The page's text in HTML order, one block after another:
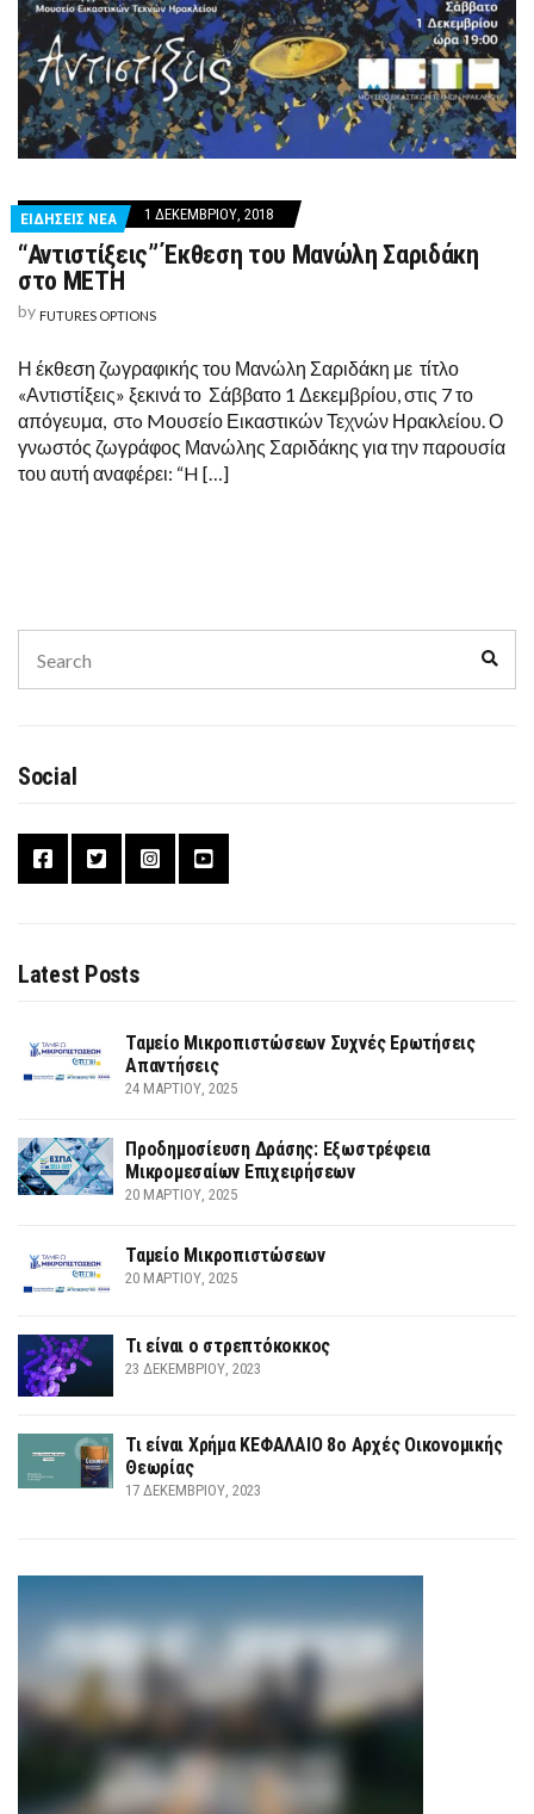
ΕΙΔΗΣΕΙΣ ΝΕΑ 1 ΔΕΚΕΜΒΡΊΟΥ, 2018
“Αντιστίξεις” Έκθεση του Μανώλη Σαριδάκη
στο ΜΕΤΗ
by FUTURES OPTIONS
Η έκθεση ζωγραφικής του Μανώλη Σαριδάκη με τίτλο
«Αντιστίξεις» ξεκινά το Σάββατο 1 Δεκεμβρίου, στις 7 το
απόγευμα, στo Mουσείο Εικαστικών Τεχνών Ηρακλείου. Ο
γνωστός ζωγράφος Μανώλης Σαριδάκης για την παρουσία
του αυτή αναφέρει: “H […]
for:
Social
Latest Posts
Ταμείο Μικροπιστώσεων Συχνές Ερωτήσεις
Απαντήσεις
24 ΜΑΡΤΊΟΥ, 2025
Προδημοσίευση Δράσης: Εξωστρέφεια
Μικρομεσαίων Επιχειρήσεων
20 ΜΑΡΤΊΟΥ, 2025
Ταμείο Μικροπιστώσεων
20 ΜΑΡΤΊΟΥ, 2025
Τι είναι ο στρεπτόκοκκος
23 ΔΕΚΕΜΒΡΊΟΥ, 2023
Τι είναι Χρήμα ΚΕΦΑΛΑΙΟ 8ο Αρχές Οικονομικής
Θεωρίας
17 ΔΕΚΕΜΒΡΊΟΥ, 2023